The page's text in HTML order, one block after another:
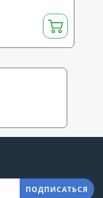
ПОДПИСАТЬСЯ